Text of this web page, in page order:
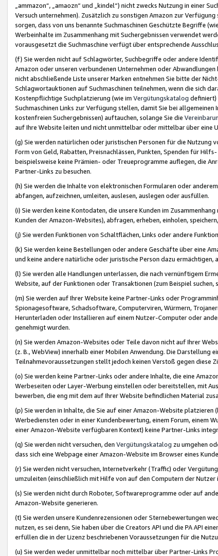
„ammazon“, „amaozn“ und „kindel“) nicht zwecks Nutzung in einer
Versuch unternehmen). Zusätzlich zu sonstigen Amazon zur
sorgen, dass von uns benannte Suchmaschinen Geschützte Begriffe
Werbeinhalte im Zusammenhang mit Suchergebnissen verwendet
vorausgesetzt die Suchmaschine verfügt über entsprechende
(f) Sie werden nicht auf Schlagwörter, Suchbegriffe oder andere
Amazon oder unseren verbundenen Unternehmen oder
nicht abschließende Liste unserer Marken entnehmen Sie bitte der
Schlagwortauktionen auf Suchmaschinen teilnehmen, wenn die sich
Kostenpflichtige Suchplatzierung (wie im Vergütungskatalog definiert)
Suchmaschinen Links zur Verfügung stellen, damit Sie bei
kostenfreien Suchergebnissen) auftauchen, solange Sie die
auf Ihre Website leiten und nicht unmittelbar oder mittelbar über eine
(g) Sie werden natürlichen oder juristischen Personen für die Nutzung
Form von Geld, Rabatten, Preisnachlässen, Punkten, Spenden für
beispielsweise keine Prämien- oder Treueprogramme auflegen, die
Partner-Links zu besuchen.
(h) Sie werden die Inhalte von elektronischen Formularen oder
abfangen, aufzeichnen, umleiten, auslesen, auslegen oder ausfüllen.
(i) Sie werden keine Kontodaten, die unsere Kunden im
Kunden der Amazon-Websites), abfragen, erheben, einholen,
(j) Sie werden Funktionen von Schaltflächen, Links oder andere
(k) Sie werden keine Bestellungen oder andere Geschäfte über eine
und keine andere natürliche oder juristische Person dazu
(l) Sie werden alle Handlungen unterlassen, die nach vernünftigem
Website, auf der Funktionen oder Transaktionen (zum Beispiel
(m) Sie werden auf Ihrer Website keine Partner-Links oder
Spionagesoftware, Schadsoftware, Computerviren, Würmern,
Herunterladen oder Installieren auf einem Nutzer-Computer oder
genehmigt wurden.
(n) Sie werden Amazon-Websites oder Teile davon nicht auf Ihrer
(z. B., WebView) innerhalb einer Mobilen Anwendung. Die Darstellung
Teilnahmevoraussetzungen stellt jedoch keinen Verstoß gegen diese
(o) Sie werden keine Partner-Links oder andere Inhalte, die eine
Werbeseiten oder Layer-Werbung einstellen oder bereitstellen, mit
bewerben, die eng mit dem auf Ihrer Website befindlichen Material
(p) Sie werden in Inhalte, die Sie auf einer Amazon-Website
Werbediensten oder in einer Kundenbewertung, einem Forum, einem
einer Amazon-Website verfügbaren Kontext) keine Partner-Links
(q) Sie werden nicht versuchen, den Vergütungskatalog zu umgehen
dass sich eine Webpage einer Amazon-Website im Browser eines
(r) Sie werden nicht versuchen, Internetverkehr (Traffic) oder
umzuleiten (einschließlich mit Hilfe von auf den Computern der
(s) Sie werden nicht durch Roboter, Softwareprogramme oder auf
Amazon-Website generieren.
(t) Sie werden unsere Kundenrezensionen oder Sternebewertungen
nutzen, es sei denn, Sie haben über die Creators API und die PA API
erfüllen die in der Lizenz beschriebenen Voraussetzungen für die
(u) Sie werden weder unmittelbar noch mittelbar über Partner-Links